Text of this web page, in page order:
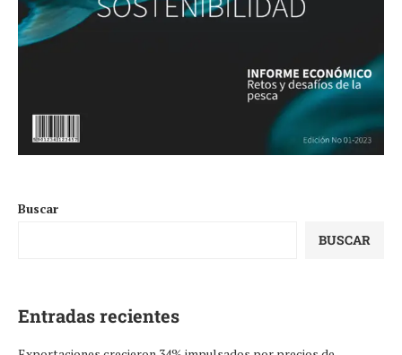
Buscar
BUSCAR
Entradas recientes